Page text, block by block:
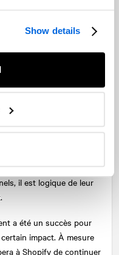
Show details
les principes financiers
un élément de la décision
» qui se cache derrière
technologique
réputation de
et « d'anti-Amazon » qui
Ce type de sentiment
actions. Comme
à réagir à une histoire
il est logique de leur
a été un succès pour
impact. À mesure
à Shopify de continuer